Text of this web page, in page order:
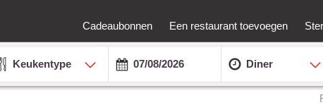
Cadeaubonnen Een restaurant toevoegen
Keukentype Diner